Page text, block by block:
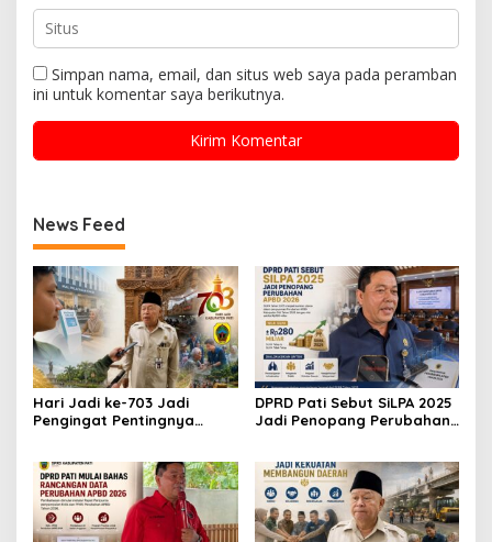
Simpan nama, email, dan situs web saya pada peramban
ini untuk komentar saya berikutnya.
News Feed
Hari Jadi ke-703 Jadi
Pengingat Pentingnya
DPRD Pati Sebut SiLPA 2025
Jadi Penopang Perubahan